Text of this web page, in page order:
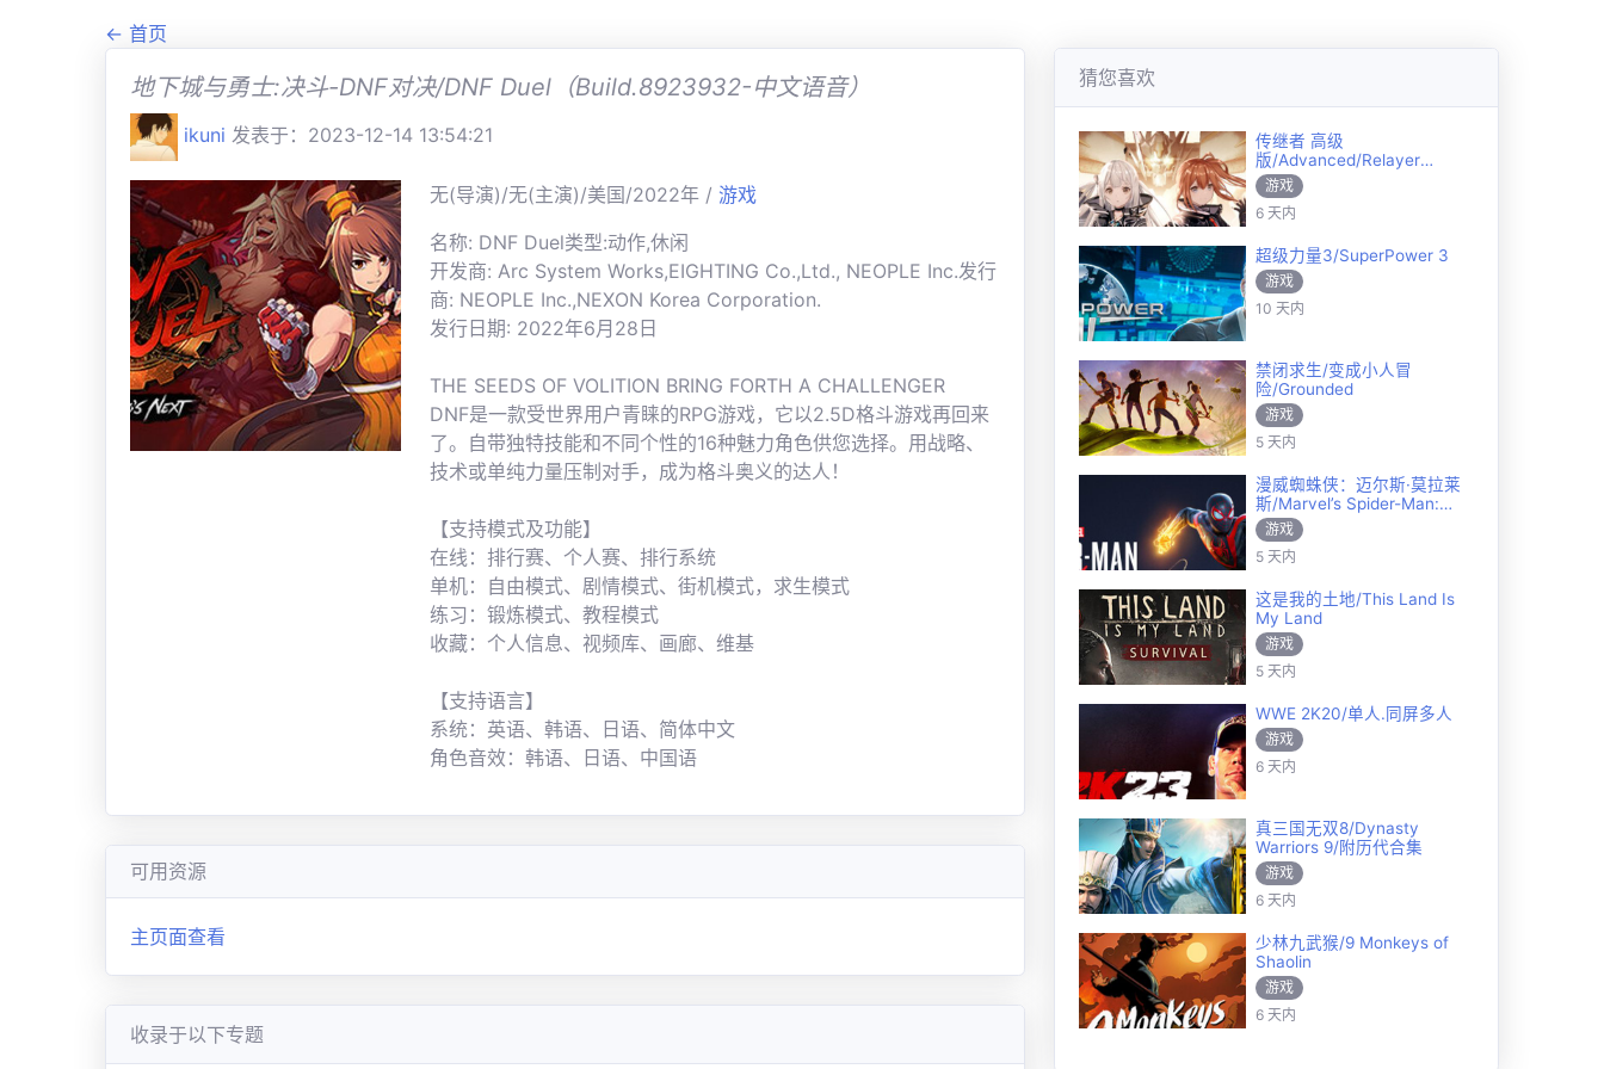
← 首页
地下城与勇士:决斗-DNF对决/DNF Duel（Build.8923932-中文语音）
ikuni 发表于：2023-12-14 13:54:21
无(导演)/无(主演)/美国/2022年 / 游戏
名称: DNF Duel类型:动作,休闲
开发商: Arc System Works,EIGHTING Co.,Ltd., NEOPLE Inc.发行
商: NEOPLE Inc.,NEXON Korea Corporation.
发行日期: 2022年6月28日
THE SEEDS OF VOLITION BRING FORTH A CHALLENGER
DNF是一款受世界用户青睐的RPG游戏，它以2.5D格斗游戏再回来
了。自带独特技能和不同个性的16种魅力角色供您选择。用战略、
技术或单纯力量压制对手，成为格斗奥义的达人！
【支持模式及功能】
在线：排行赛、个人赛、排行系统
单机：自由模式、剧情模式、街机模式，求生模式
练习：锻炼模式、教程模式
收藏：个人信息、视频库、画廊、维基
【支持语言】
系统：英语、韩语、日语、简体中文
角色音效：韩语、日语、中国语
可用资源
主页面查看
收录于以下专题
猜您喜欢
传继者 高级
版/Advanced/Relayer
Advanced
游戏
6 天内
超级力量3/SuperPower 3
游戏
10 天内
禁闭求生/变成小人冒
险/Grounded
游戏
5 天内
漫威蜘蛛侠：迈尔斯·莫拉莱
斯/Marvel’s Spider-Man:
Miles Morales
游戏
5 天内
这是我的土地/This Land Is
My Land
游戏
5 天内
WWE 2K20/单人.同屏多人
游戏
6 天内
真三国无双8/Dynasty
Warriors 9/附历代合集
游戏
6 天内
少林九武猴/9 Monkeys of
Shaolin
游戏
6 天内